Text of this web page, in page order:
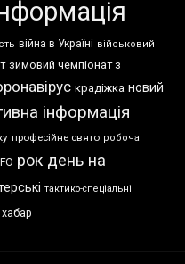
війна в Україні військовий
зимовий чемпіонат з
крадіжка новий
інформація
професійне свято робоча
рок день на
тактико-спеціальні
хабар